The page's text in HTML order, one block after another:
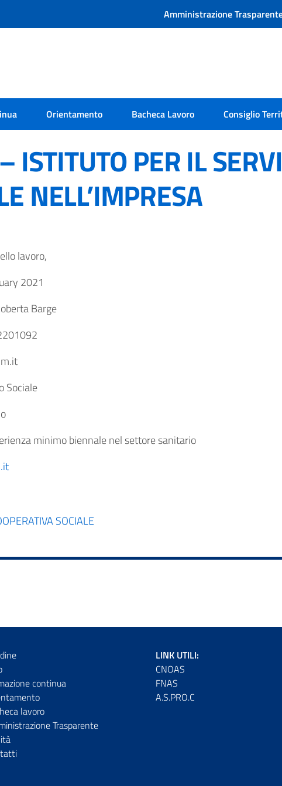
Amministrazione
Orientamento Bacheca Lavoro Consiglio
ISTITUTO PER IL
NELL’IMPRESA
lavoro,
2021
Barge
Sociale
minimo biennale nel settore sanitario
SOCIALE
continua
lavoro
Trasparente
LINK UTILI:
CNOAS
FNAS
A.S.PRO.C